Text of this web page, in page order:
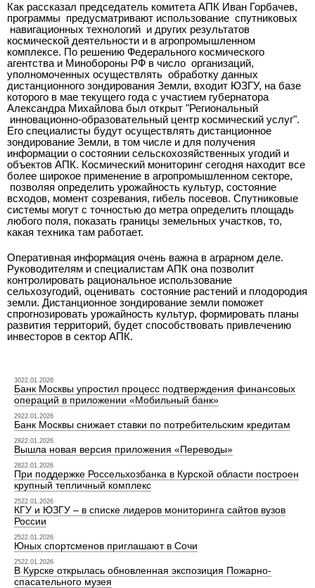
Как рассказал председатель комитета АПК Иван Горбачев,
программы предусматривают использование спутниковых
навигационных технологий и других результатов
космической деятельности и в агропромышленном
комплексе. По решению Федерального космического
агентства и Минобороны РФ в число организаций,
уполномоченных осуществлять обработку данных
дистанционного зондирования Земли, входит ЮЗГУ, на базе
которого в мае текущего года с участием губернатора
Александра Михайлова был открыт "Региональный
инновационно-образовательный центр космический услуг".
Его специалисты будут осуществлять дистанционное
зондирование Земли, в том числе и для получения
информации о состоянии сельскохозяйственных угодий и
объектов АПК. Космический мониторинг сегодня находит все
более широкое применение в агропромышленном секторе,
позволяя определить урожайность культур, состояние
всходов, момент созревания, гибель посевов. Спутниковые
системы могут с точностью до метра определить площадь
любого поля, показать границы земельных участков, то,
какая техника там работает.
Оперативная информация очень важна в аграрном деле.
Руководителям и специалистам АПК она позволит
контролировать рациональное использование
сельхозугодий, оценивать состояние растений и плодородия
земли. Дистанционное зондирование земли поможет
спрогнозировать урожайность культур, формировать планы
развития территорий, будет способствовать привлечению
инвесторов в сектор АПК.
3022.01.2026
Банк Москвы упростил процесс подтверждения финансовых
операций в приложении «Мобильный банк»
2922.01.2026
Банк Москвы снижает ставки по потребительским кредитам
2822.01.2026
Вышла новая версия приложения «Переводы»
2822.01.2026
При поддержке Россельхозбанка в Курской области построен
крупный тепличный комплекс
2522.01.2026
КГУ и ЮЗГУ – в списке лидеров мониторинга сайтов вузов
России
2522.01.2026
Юных спортсменов приглашают в Сочи
2522.01.2026
В Курске открылась обновленная экспозиция Пожарно-
спасательного музея